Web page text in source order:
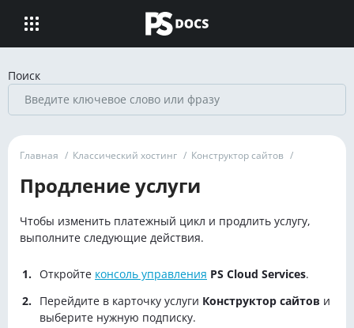
Поиск
Главная / Классический хостинг / Конструктор сайтов /
Продление услуги
Чтобы изменить платежный цикл и продлить услугу,
выполните следующие действия.
Откройте консоль управления PS Cloud Services.
Перейдите в карточку услуги Конструктор сайтов и
выберите нужную подписку.